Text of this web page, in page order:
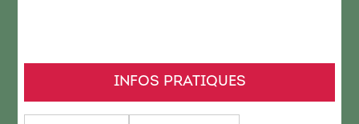
INFOS PRATIQUES